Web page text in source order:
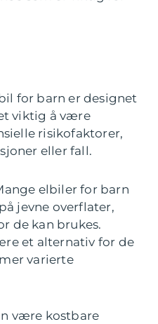
for barn er designet
viktig å være
risikofaktorer,
eller fall.
elbiler for barn
jevne overflater,
de kan brukes.
et alternativ for de
varierte
være kostbare